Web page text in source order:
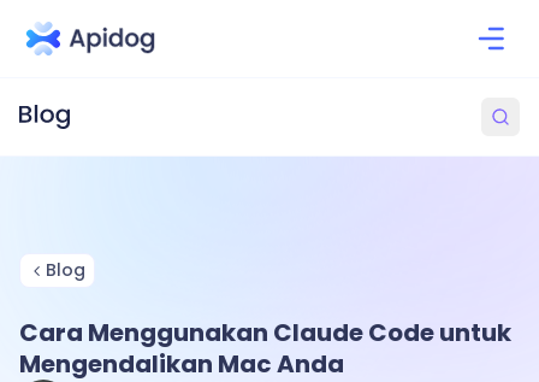
Blog
Cara Menggunakan Claude Code untuk
Mengendalikan Mac Anda